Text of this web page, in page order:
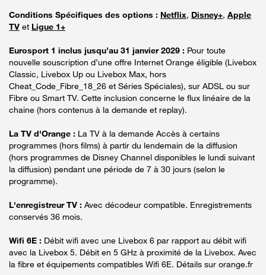
Conditions Spécifiques des options : Netflix, Disney+, Apple
TV et Ligue 1+
Eurosport 1 inclus jusqu’au 31 janvier 2029 : Pour toute
nouvelle souscription d’une offre Internet Orange éligible (Livebox
Classic, Livebox Up ou Livebox Max, hors
Cheat_Code_Fibre_18_26 et Séries Spéciales), sur ADSL ou sur
Fibre ou Smart TV. Cette inclusion concerne le flux linéaire de la
chaine (hors contenus à la demande et replay).
La TV d'Orange : La TV à la demande Accès à certains
programmes (hors films) à partir du lendemain de la diffusion
(hors programmes de Disney Channel disponibles le lundi suivant
la diffusion) pendant une période de 7 à 30 jours (selon le
programme).
L'enregistreur TV : Avec décodeur compatible. Enregistrements
conservés 36 mois.
Wifi 6E : Débit wifi avec une Livebox 6 par rapport au débit wifi
avec la Livebox 5. Débit en 5 GHz à proximité de la Livebox. Avec
la fibre et équipements compatibles Wifi 6E. Détails sur orange.fr